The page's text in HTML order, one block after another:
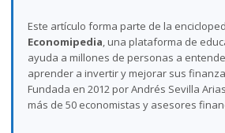
Este artículo forma parte de la
Economipedia, una plataforma de
ayuda a millones de personas a
aprender a invertir y mejorar sus
Fundada en 2012 por Andrés Sevilla
más de 50 economistas y asesores